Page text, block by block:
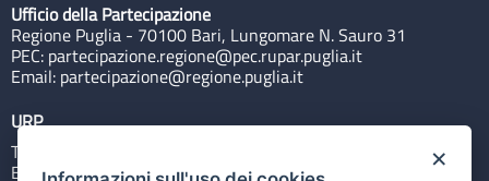
Ufficio della Partecipazione
Regione Puglia - 70100 Bari, Lungomare N. Sauro 31
PEC: partecipazione.regione@pec.rupar.puglia.it
Email: partecipazione@regione.puglia.it
URP
Tel: 800713939
Email:quiregione@regione.puglia.it ×